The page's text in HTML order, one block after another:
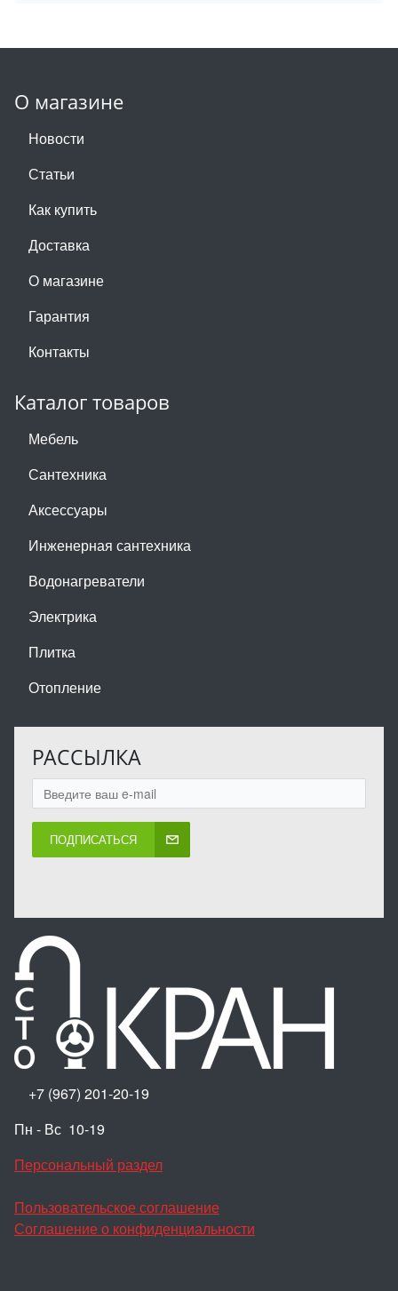
О магазине
Новости
Статьи
Как купить
Доставка
О магазине
Гарантия
Контакты
Каталог товаров
Мебель
Сантехника
Аксессуары
Инженерная сантехника
Водонагреватели
Электрика
Плитка
Отопление
РАССЫЛКА
ПОДПИСАТЬСЯ
+7 (967) 201-20-19
Пн - Вс 10-19
Персональный раздел
Пользовательское соглашение
Соглашение о конфиденциальности